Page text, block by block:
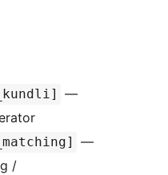
—
—
/